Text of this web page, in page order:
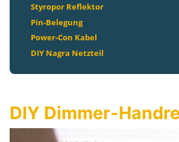
Styropor Reflektor
Pin-Belegung
Power-Con Kabel
DIY Nagra Netzteil
DIY Dimmer-